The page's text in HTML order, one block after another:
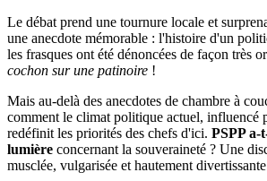
Le débat prend une tournure locale et
une anecdote mémorable : l'histoire d'un
les frasques ont été dénoncées de façon très
cochon sur une patinoire !
Mais au-delà des anecdotes de chambre à
comment le climat politique actuel, influencé
redéfinit les priorités des chefs d'ici. PSPP
lumière concernant la souveraineté ? Une
musclée, vulgarisée et hautement